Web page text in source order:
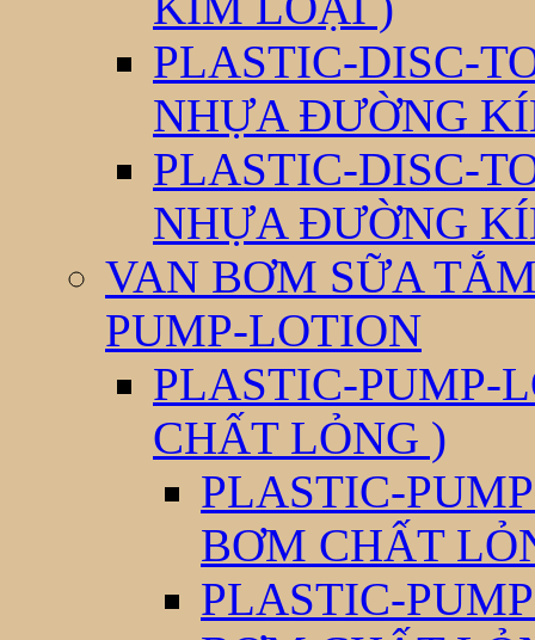
PLASTIC-DISC-
NHỰA ĐƯỜNG
PLASTIC-DISC-
NHỰA ĐƯỜNG
VAN BƠM SỮA
PUMP-LOTION
PLASTIC-PUMP-
CHẤT LỎNG )
PLASTIC-
BƠM CHẤT
PLASTIC-